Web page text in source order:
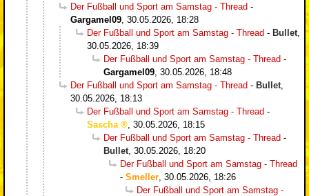
Der Fußball und Sport am Samstag - Thread -
Gargamel09 30.05.2026, 18:28
Der Fußball und Sport am Samstag - Thread - Bullet
30.05.2026, 18:39
Der Fußball und Sport am Samstag - Thread -
Gargamel09 30.05.2026, 18:48
Der Fußball und Sport am Samstag - Thread - Bullet
30.05.2026, 18:13
Der Fußball und Sport am Samstag - Thread -
Sascha
30.05.2026, 18:15
Der Fußball und Sport am Samstag - Thread -
Bullet 30.05.2026, 18:20
Der Fußball und Sport am Samstag - Thread
- Smeller 30.05.2026, 18:26
Der Fußball und Sport am Samstag -